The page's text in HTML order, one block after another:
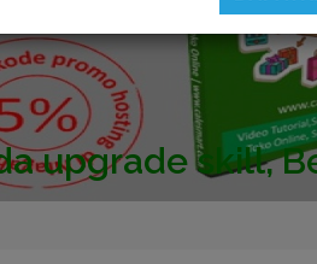
Video catatan